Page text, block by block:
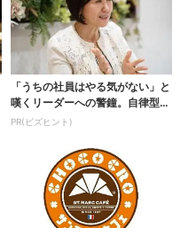
「うちの社員はやる気がない」と
嘆くリーダーへの警鐘。自律型組
織をつくる前に外せな...
PR(ビズヒント)